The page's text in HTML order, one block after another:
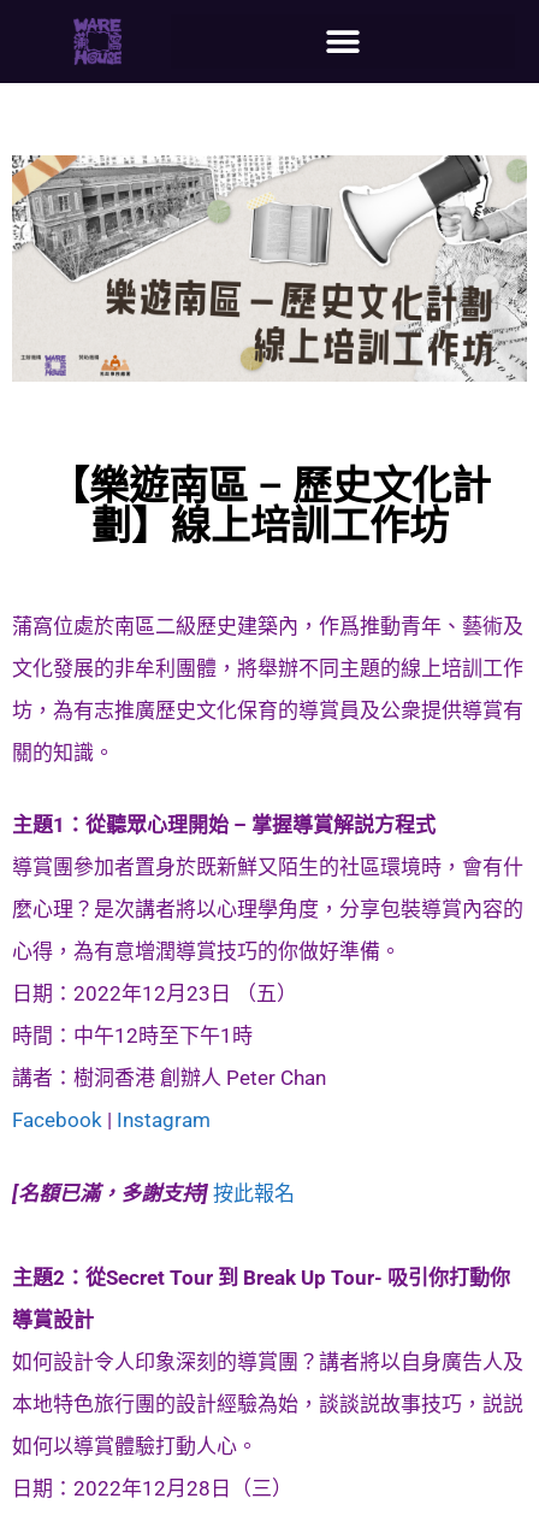
【樂遊南區 – 歷史文化計
劃】線上培訓工作坊
蒲窩位處於南區二級歷史建築內，作爲推動青年、藝術及
文化發展的非牟利團體，將舉辦不同主題的線上培訓工作
坊，為有志推廣歷史文化保育的導賞員及公衆提供導賞有
關的知識。
主題1：從聽眾心理開始 – 掌握導賞解説方程式
導賞團參加者置身於既新鮮又陌生的社區環境時，會有什
麼心理？是次講者將以心理學角度，分享包裝導賞內容的
心得，為有意增潤導賞技巧的你做好準備。
日期：2022年12月23日 （五）
時間：中午12時至下午1時
講者：樹洞香港 創辦人 Peter Chan
Facebook | Instagram
[名額已滿，多謝支持] 按此報名
主題2：從Secret Tour 到 Break Up Tour- 吸引你打動你
導賞設計
如何設計令人印象深刻的導賞團？講者將以自身廣告人及
本地特色旅行團的設計經驗為始，談談説故事技巧，説説
如何以導賞體驗打動人心。
日期：2022年12月28日（三）